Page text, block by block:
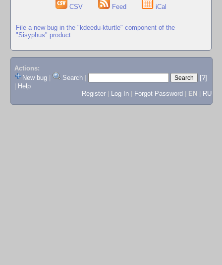
CSV Feed iCal
File a new bug in the "kdeedu-kturtle" component of the
"Sisyphus" product
Actions:
New bug
Search
[?]
Help
Register
Log In Forgot Password EN RU